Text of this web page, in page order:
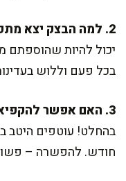
2. למה הבצק יצא מתפורר?
יכול להיות שהוספתם
בכל פעם וללוש
3. האם אפשר להקפיא את הבצק?
בהחלט! עוטפים היטב
חודש. להפשרה –